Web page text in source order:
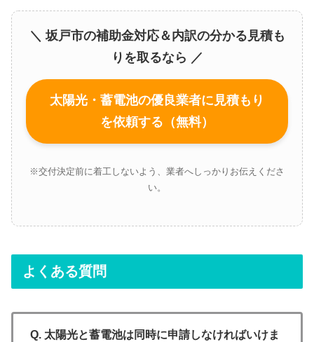
＼ 坂戸市の補助金対応＆内訳の分かる見積も
りを取るなら ／
太陽光・蓄電池の優良業者に見積もり
を依頼する（無料）
※交付決定前に着工しないよう、業者へしっかりお伝えくださ
い。
よくある質問
Q. 太陽光と蓄電池は同時に申請しなければいけま